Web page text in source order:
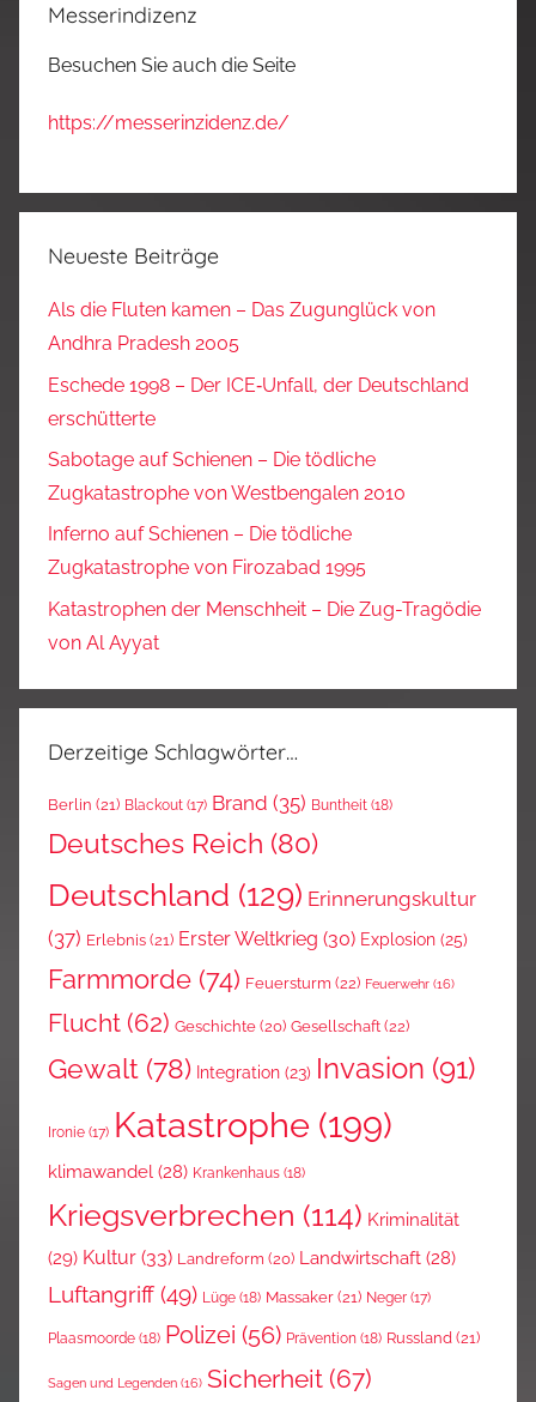
Messerindizenz
Besuchen Sie auch die Seite
https://messerinzidenz.de/
Neueste Beiträge
Als die Fluten kamen – Das Zugunglück von
Andhra Pradesh 2005
Eschede 1998 – Der ICE‑Unfall, der Deutschland
erschütterte
Sabotage auf Schienen – Die tödliche
Zugkatastrophe von Westbengalen 2010
Inferno auf Schienen – Die tödliche
Zugkatastrophe von Firozabad 1995
Katastrophen der Menschheit – Die Zug-Tragödie
von Al Ayyat
Derzeitige Schlagwörter…
Berlin (21) Blackout (17) Brand (35) Buntheit (18)
Deutsches Reich (80)
Deutschland (129) Erinnerungskultur
(37) Erlebnis (21) Erster Weltkrieg (30) Explosion (25)
Farmmorde (74) Feuersturm (22) Feuerwehr (16)
Flucht (62) Geschichte (20) Gesellschaft(22)
Gewalt (78) Integration (23) Invasion (91)
Ironie (17) Katastrophe (199)
klimawandel (28) Krankenhaus (18)
Kriegsverbrechen (114) Kriminalität
(29) Kultur (33) Landreform (20) Landwirtschaft (28)
Luftangriff (49) Lüge (18) Massaker (21) Neger (17)
Plaasmoorde (18) Polizei (56) Prävention (18) Russland (21)
Sagen und Legenden (16) Sicherheit (67)